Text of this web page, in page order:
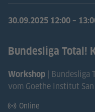
30.09.2025 12:00 –
Bundesliga Total!
Workshop |
vom Goethe Institut
Online